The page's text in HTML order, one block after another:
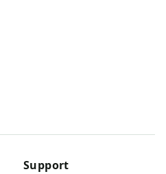
Support